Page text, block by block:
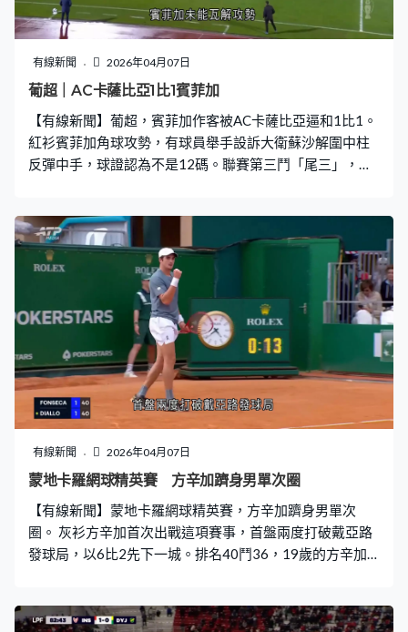
有線新聞 2026年04月07日
葡超｜AC卡薩比亞1比1賓菲加
【有線新聞】葡超，賓菲加作客被AC卡薩比亞逼和1比1。
紅衫賓菲加角球攻勢，有球員舉手設訴大衛蘇沙解圍中柱
反彈中手，球證認為不是12碼。聯賽第三鬥「尾三」，賓
化，比列斯甸安尼扣過守衛傳中，里奧斯接應頭槌二傳頂
入，一班助教比主帥摩連奴興奮。 榜首波圖和波失分，賓
菲加希望趁機收窄差距，未能得償所願。AC卡薩比亞門將
大腳送前，為球隊製造反擊機會，賓菲加未能瓦解攻勢，
被拉菲爾比圖78分鐘攻破大門，1比1完場。
有線新聞 2026年04月07日
蒙地卡羅網球精英賽 方辛加躋身男單次圈
【有線新聞】蒙地卡羅網球精英賽，方辛加躋身男單次
圈。 灰衫方辛加首次出戰這項賽事，首盤兩度打破戴亞路
發球局，以6比2先下一城。排名40鬥36，19歲的方辛加
球手連贏5局，反勝6比3，直落兩盤過關次圈鬥雲德尼